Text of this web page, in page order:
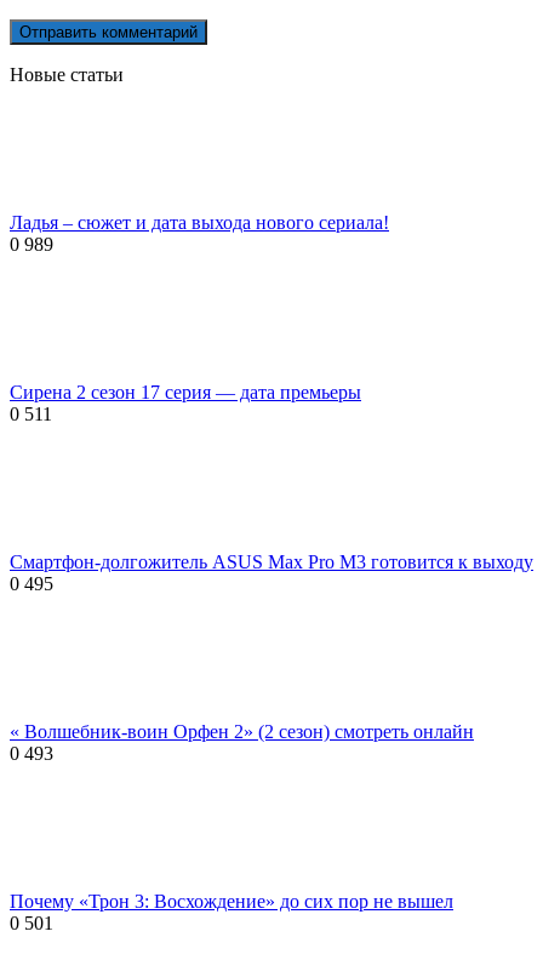
Новые статьи
Ладья – сюжет и дата выхода нового сериала!
0 989
Сирена 2 сезон 17 серия — дата премьеры
0 511
Смартфон-долгожитель ASUS Max Pro M3 готовится к выходу
0 495
« Волшебник-воин Орфен 2» (2 сезон) смотреть онлайн
0 493
Почему «Трон 3: Восхождение» до сих пор не вышел
0 501